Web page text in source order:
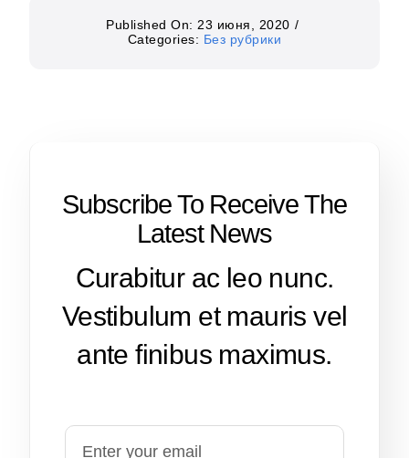
Published On: 23 июня, 2020 /
Categories: Без рубрики
Subscribe To Receive The
Latest News
Curabitur ac leo nunc.
Vestibulum et mauris vel
ante finibus maximus.